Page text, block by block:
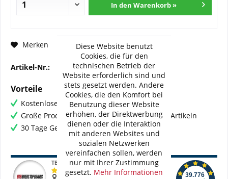
In den Warenkorb »
Merken Fragen zum Artikel?
Artikel-Nr.: BI-A0041-XZE11
Vorteile
Kostenloser Versand ab € 60,- Bestellwert
Große Produktauswahl mit mehr als 80.000 Artikeln
30 Tage Geld-Zurück-Garantie
Diese Website benutzt
Cookies, die für den
technischen Betrieb der
Website erforderlich sind und
stets gesetzt werden. Andere
Cookies, die den Komfort bei
Benutzung dieser Website
erhöhen, der Direktwerbung
dienen oder die Interaktion
mit anderen Websites und
sozialen Netzwerken
vereinfachen sollen, werden
nur mit Ihrer Zustimmung
gesetzt. Mehr Informationen